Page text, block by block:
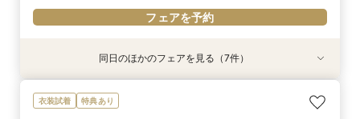
フェアを予約
衣装試着 特典あり
≪1軒目見学がお得≫お祝いギフト付☆ゼロから
わかる*和牛試食付
≪45分で完結≫営業なし、見るだけOKの自由な
見学会
衣装試着 特典あり
≪大聖堂挙式×螺旋階段≫2会場見学ツアー*無料
和牛試食付
衣装試着 特典あり
≪迷ったらこのフェア≫螺旋階段×最大150万優
待×無料和牛試食
≪オンライン相談≫30分～OK！会場/金額/日程
*聞きたいことだけ
衣装試着 特典あり
≪マイナビ限定フェア≫試食付*3会場見学キャ
ンペーン／BIGフェア
衣装試着 特典あり
*体験イベント付*パーソナルカラー診断＆ブーケ
診断＆試食付◎
同日のほかのフェアを見る（7件）
衣装試着 特典あり